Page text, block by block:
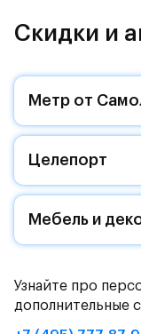
дома (Корпус 62,
Квартал» от
Цена указана с
«Рублевский
от группы
Подушкинским
Он сочетает
престижный
возможность
чистовой
квартал станет
Скидки и
Метр от
Целепорт
Мебель и
Узнайте про
дополнительные